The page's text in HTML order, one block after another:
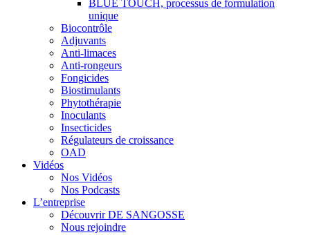
BLUE TOUCH, processus de formulation
unique
Biocontrôle
Adjuvants
Anti-limaces
Anti-rongeurs
Fongicides
Biostimulants
Phytothérapie
Inoculants
Insecticides
Régulateurs de croissance
OAD
Vidéos
Nos Vidéos
Nos Podcasts
L’entreprise
Découvrir DE SANGOSSE
Nous rejoindre